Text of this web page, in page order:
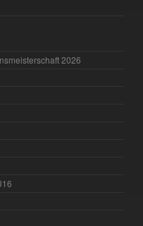
2026